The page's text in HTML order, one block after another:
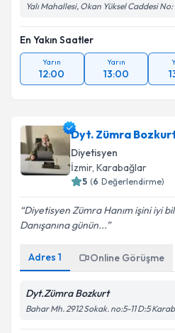
Yalı Mahallesi, Okan Yüksel Caddesi
En Yakın Saatler
Yarın
12:00
Yarın
13:00
Dyt. Zümra
Diyetisyen
İzmir, Karabağlar
5 (6 Değerlendirme)
Diyetisyen Zümra Hanım işini iyi
Danışanına günün...
Adres 1 Online Görüşme
Dyt.Zümra Bozkurt
Bahar Mh. 2912 Sokak. no:5-11 D:5